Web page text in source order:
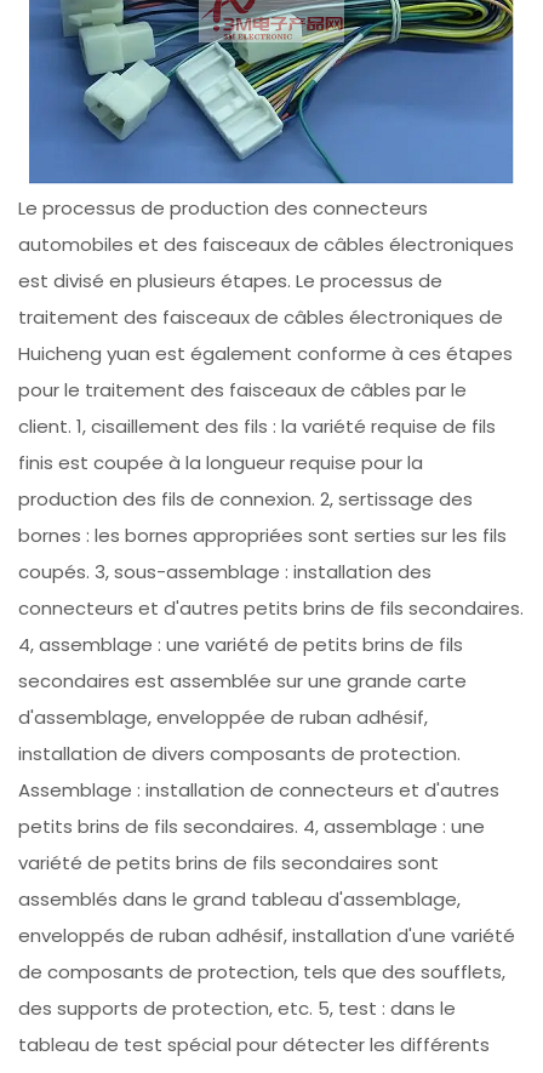
Le processus de production des connecteurs
automobiles et des faisceaux de câbles électroniques
est divisé en plusieurs étapes. Le processus de
traitement des faisceaux de câbles électroniques de
Huicheng yuan est également conforme à ces étapes
pour le traitement des faisceaux de câbles par le
client. 1, cisaillement des fils : la variété requise de fils
finis est coupée à la longueur requise pour la
production des fils de connexion. 2, sertissage des
bornes : les bornes appropriées sont serties sur les fils
coupés. 3, sous-assemblage : installation des
connecteurs et d'autres petits brins de fils secondaires.
4, assemblage : une variété de petits brins de fils
secondaires est assemblée sur une grande carte
d'assemblage, enveloppée de ruban adhésif,
installation de divers composants de protection.
Assemblage : installation de connecteurs et d'autres
petits brins de fils secondaires. 4, assemblage : une
variété de petits brins de fils secondaires sont
assemblés dans le grand tableau d'assemblage,
enveloppés de ruban adhésif, installation d'une variété
de composants de protection, tels que des soufflets,
des supports de protection, etc. 5, test : dans le
tableau de test spécial pour détecter les différents